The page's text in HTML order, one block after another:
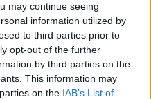
may continue seeing
information utilized by
to third parties prior to
opt-out of the further
by third parties on the
This information may
on the IAB’s List of